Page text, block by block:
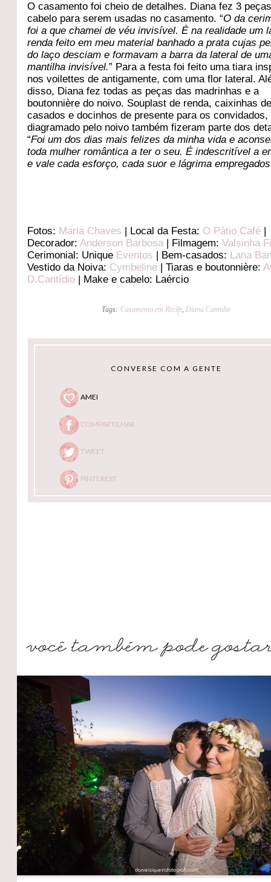
O casamento foi cheio de detalhes. Diana fez 3
cabelo para serem usadas no casamento. “O da
foi a que chamei de véu invisível. É na realidade um
renda feito em meu material banhado a prata cujas
do laço desciam e formavam a barra da lateral de
mantilha invisível.” Para a festa foi feito uma tiara
nos voilettes de antigamente, com uma flor lateral.
disso, Diana fez todas as peças das madrinhas e a
boutonnière do noivo. Souplast de renda, caixinhas
casados e docinhos de presente para os convidados,
diagramado pelo noivo também fizeram parte dos
“Foi um dos dias mais felizes da minha vida e
toda mulher romântica a ter o seu. É indescritível a
e vale cada esforço, cada suor e lágrima
Fotos: Maria Chaves | Local da Festa: O Pátio Café
Decorador:Anderson Barbosa| Filmagem:Valsinha
Cerimonial: Unique Eventos | Bem-casados: Lana
Vestido da Noiva: Cymbeline | Tiaras e boutonnière:
D.Cantídio | Make e cabelo: Laércio
Tags: Casamento em Recife,Diana Cantidio
CONVERSE COM A GENTE
AMEI
COMPARTILHAR
TWEET
PINTEREST